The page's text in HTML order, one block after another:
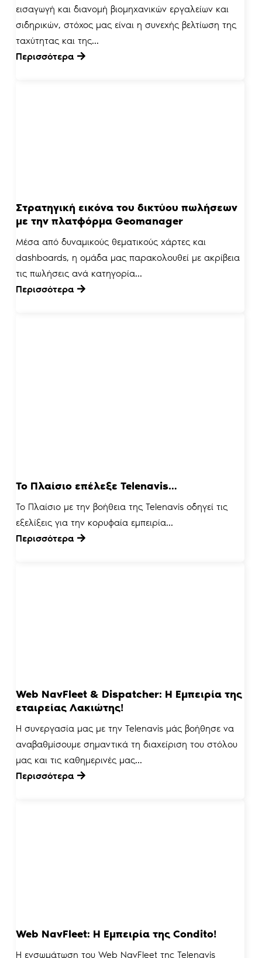
εισαγωγή και διανομή βιομηχανικών εργαλείων και
σιδηρικών, στόχος μας είναι η συνεχής βελτίωση της
ταχύτητας και της...
Περισσότερα
Στρατηγική εικόνα του δικτύου πωλήσεων
με την πλατφόρμα Geomanager
Μέσα από δυναμικούς θεματικούς χάρτες και
dashboards, η ομάδα μας παρακολουθεί με ακρίβεια
τις πωλήσεις ανά κατηγορία...
Περισσότερα
Το Πλαίσιο επέλεξε Telenavis…
Το Πλαίσιο με την βοήθεια της Telenavis οδηγεί τις
εξελίξεις για την κορυφαία εμπειρία...
Περισσότερα
Web NavFleet & Dispatcher: Η Εμπειρία της
εταιρείας Λακιώτης!
H συνεργασία μας με την Telenavis μάς βοήθησε να
αναβαθμίσουμε σημαντικά τη διαχείριση του στόλου
μας και τις καθημερινές μας...
Περισσότερα
Web NavFleet: Η Εμπειρία της Condito!
Η ενσωμάτωση του Web NavFleet της Telenavis